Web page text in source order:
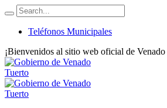
Teléfonos Municipales
¡Bienvenidos al sitio web oficial de